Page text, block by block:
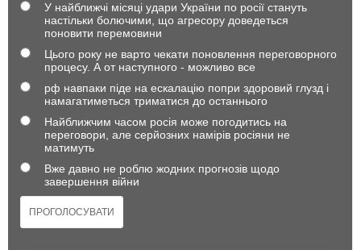
У найближчі місяці удари України по росії стануть
настільки болючими, що агресору доведеться
поновити перемовини
Цього року не варто чекати поновлення переговорного
процесу. А от наступного - можливо все
рф навпаки піде на ескалацію попри здоровий глузд і
намагатиметься триматися до останнього
Найближчим часом росія може погодитись на
переговори, але серйозних намірів росіяни не
матимуть
Вже давно не роблю жодних прогнозів щодо
завершення війни